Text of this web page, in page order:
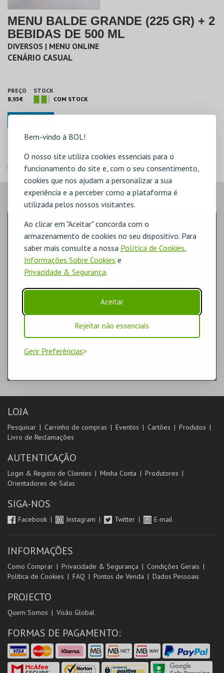
Bem-vindo à BOL!
O nosso site utiliza cookies essenciais para o
funcionamento do site e, com o seu consentimento,
cookies que nos ajudam a personalizar a sua
experiência e a perceber como a plataforma é
utilizada pelos nossos visitantes.
Ao clicar em "Aceitar" concorda com o
armazenamento de cookies no seu dispositivo. Para
saber mais consulte a nossa Política de Cookies
Informações Sobre Cookies e
Privacidade & Segurança.
Aceitar
Rejeitar não essenciais
Gerir Preferências
MENU BALDE GRANDE (225 GR) + 2
BEBIDAS DE 500 ML
DIVERSOS | MENU ONLINE
CENÁRIO CASUAL
PREÇO
8,95€
STOCK
COM STOCK
- Menu Missão Impossível - Menu Balde Gigante (125gr) + 2
bebidas de 500 ml
VEJA AINDA:
HOMEM-ARANHA: UM NOVO DIA
TEATRO & ARTE | CINEMA
CINEMAS CINEMAX PENAFIEL
SALA 2
A ODISSEIA
TEATRO & ARTE | CINEMA
LOJA
Pesquisar Carrinho de compras Eventos Cartões
Produtos
Livro de Reclamações
AUTENTICAÇÃO
Login & Registo de Clientes Minha Conta
Produtores
Orientadores de Salas
SIGA-NOS
Facebook Instagram Twitter E-mail
INFORMAÇÕES
Como Comprar Privacidade & Segurança
Condições Gerais
Política de Cookies
FAQ Pontos de Venda Dados Pessoais
PROJECTO
Quem Somos Visão Global
FORMAS DE PAGAMENTO: